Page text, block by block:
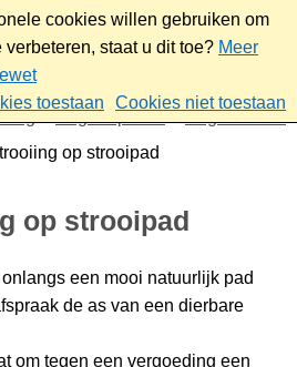
cookies willen gebruiken om
staat u dit toe? Meer
toestaan
Cookies niet toestaan
Begraafplaats
Begraven en
op strooipad
op strooipad
een mooi natuurlijk pad
de as van een dierbare
om tegen een vergoeding een